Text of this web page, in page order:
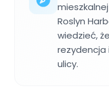
Roslyn
wiedzieć,
rezydencja
ulicy.